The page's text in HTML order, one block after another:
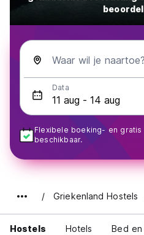
Waar wil je naartoe?
Data
Flexibele boeking- en gratis
beschikbaar.
Griekenland Hostels
Hostels Hotels Bed en